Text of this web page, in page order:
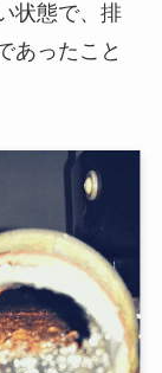
状態で、排
あったこと